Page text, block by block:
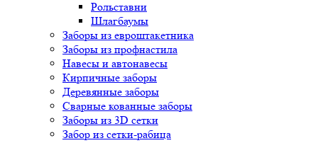
Рольставни
Шлагбаумы
Заборы из евроштакетника
Заборы из профнастила
Навесы и автонавесы
Кирпичные заборы
Деревянные заборы
Сварные кованные заборы
Заборы из 3D сетки
Забор из сетки-рабица